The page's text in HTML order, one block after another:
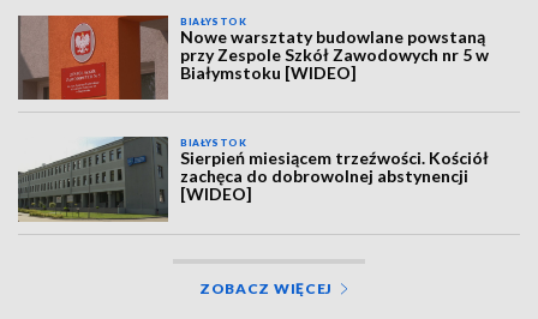
BIAŁYSTOK
Nowe warsztaty budowlane powstaną
przy Zespole Szkół Zawodowych nr 5 w
Białymstoku [WIDEO]
BIAŁYSTOK
Sierpień miesiącem trzeźwości. Kościół
zachęca do dobrowolnej abstynencji
[WIDEO]
ZOBACZ WIĘCEJ